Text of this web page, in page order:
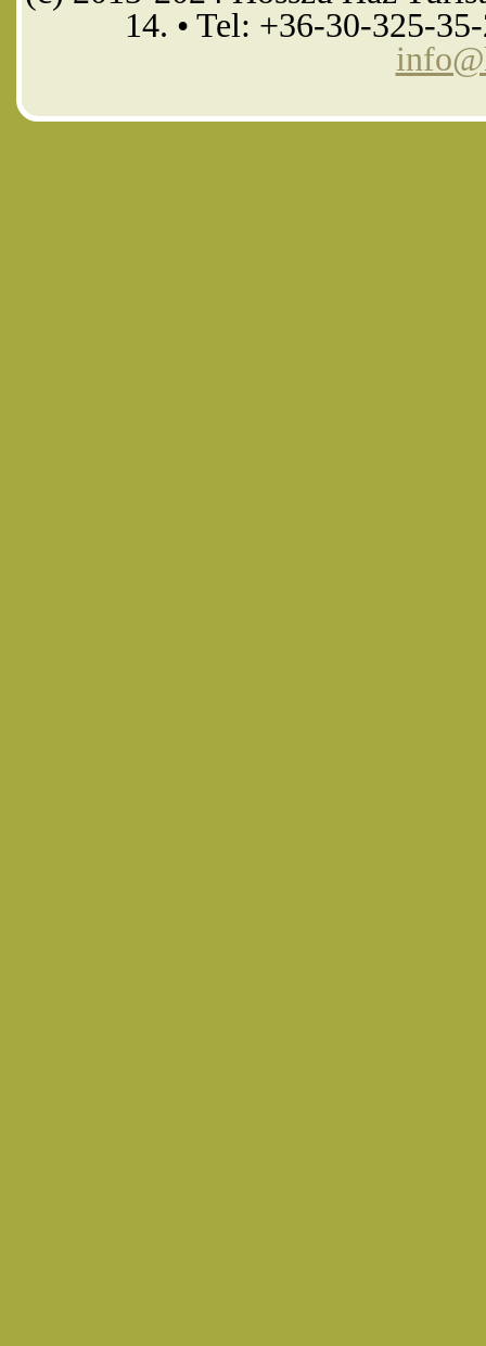
14. • Tel: +36-30-325-